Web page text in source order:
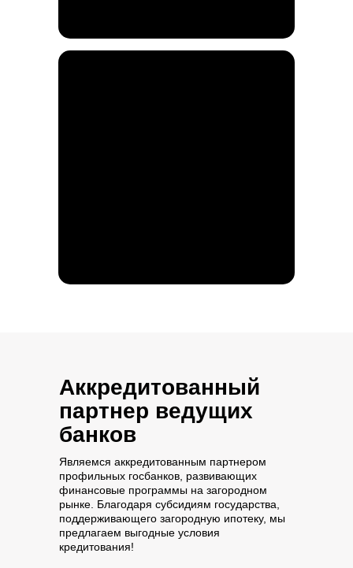
Аккредитованный
партнер ведущих
банков
Являемся аккредитованным партнером
профильных госбанков, развивающих
финансовые программы на загородном
рынке. Благодаря субсидиям государства,
поддерживающего загородную ипотеку, мы
предлагаем выгодные условия
кредитования!